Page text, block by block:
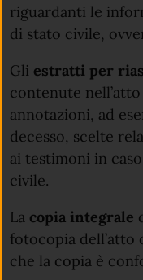
riguardanti le
di stato civile,
Gli estratti per
contenute
annotazioni, ad
decesso, scelte
ai testimoni in
civile.
La copia integrale
fotocopia dell’atto
che la copia è